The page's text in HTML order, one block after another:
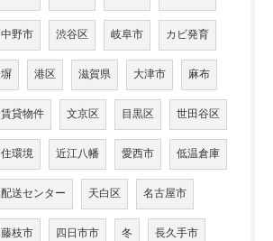
中野市 渋谷区 岐阜市 カビ発育
塀 港区 滋賀県 大津市 麻布
賃貸物件 文京区 目黒区 世田谷区
住環境 近江八幡 愛西市 低温倉庫
配送センター 天白区 名古屋市
藤枝市 四日市市 冬 長久手市